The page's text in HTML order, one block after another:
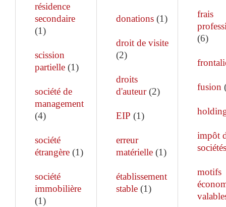
résidence
secondaire
(1)
scission
partielle (1)
société de
management
(4)
société
étrangère (1)
société
immobilière
(1)
donations(1)
droit de visite
(2)
droits
d'auteur(2)
EIP (1)
erreur
matérielle(1)
établissement
stable(1)
frais
(6)
fusion
impôt
sociétés
motifs